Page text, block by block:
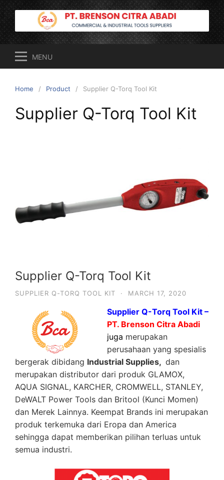
Skip
to
content
MENU
Home Product Supplier Q-Torq Tool Kit
Supplier Q-Torq Tool Kit
Supplier Q-Torq Tool Kit
SUPPLIER Q-TORQ TOOL KIT · MARCH 17, 2020
Supplier Q-Torq Tool Kit –
PT. Brenson Citra Abadi
juga merupakan
perusahaan yang spesialis
bergerak dibidang Industrial Supplies, dan
merupakan distributor dari produk GLAMOX,
AQUA SIGNAL, KARCHER, CROMWELL, STANLEY,
DeWALT Power Tools dan Britool (Kunci Momen)
dan Merek Lainnya. Keempat Brands ini merupakan
produk terkemuka dari Eropa dan America
sehingga dapat memberikan pilihan terluas untuk
semua industri.